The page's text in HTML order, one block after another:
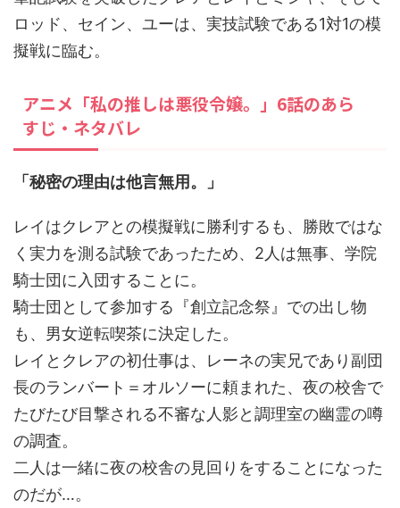
ロッド、セイン、ユーは、実技試験である1対1の模
擬戦に臨む。
アニメ「私の推しは悪役令嬢。」6話のあら
すじ・ネタバレ
「秘密の理由は他言無用。」
レイはクレアとの模擬戦に勝利するも、勝敗ではな
く実力を測る試験であったため、2人は無事、学院
騎士団に入団することに。
騎士団として参加する『創立記念祭』での出し物
も、男女逆転喫茶に決定した。
レイとクレアの初仕事は、レーネの実兄であり副団
長のランバート＝オルソーに頼まれた、夜の校舎で
たびたび目撃される不審な人影と調理室の幽霊の噂
の調査。
二人は一緒に夜の校舎の見回りをすることになった
のだが…。